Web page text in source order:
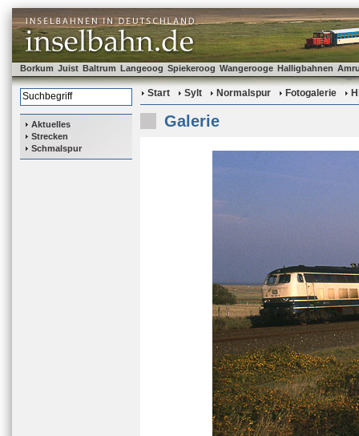
Borkum Juist Baltrum Langeoog Spiekeroog Wangerooge Halligbahnen
Aktuelles
Strecken
Schmalspur
Start Sylt Normalspur Fotogalerie
Galerie